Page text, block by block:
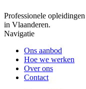
Professionele
in Vlaanderen.
Navigatie
Ons aanbod
Hoe we werken
Over ons
Contact